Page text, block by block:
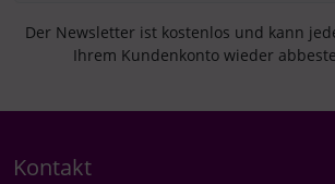
Der Newsletter ist kostenlos und kann
Ihrem Kundenkonto wieder
Kontakt